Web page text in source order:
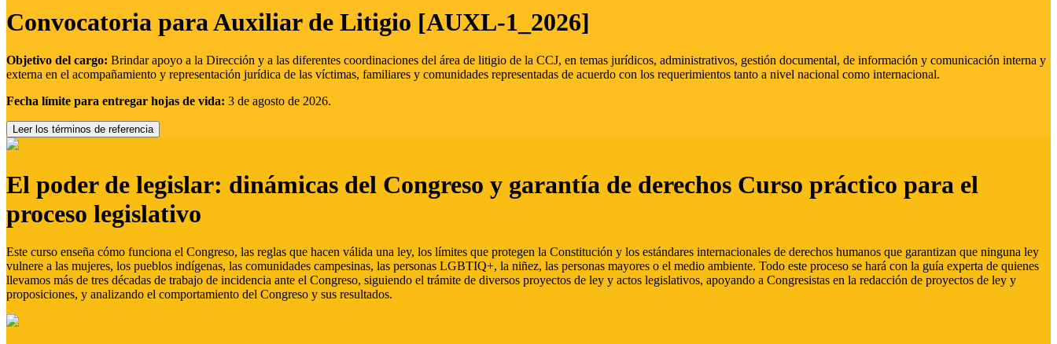
Convocatoria para Auxiliar de Litigio [AUXL-1_2026]
Objetivo del cargo: Brindar apoyo a la Dirección y a las diferentes coordinaciones del área de litigio de la CCJ, en temas jurídicos, administrativos, gestión documental, de información y comunicación interna y
externa en el acompañamiento y representación jurídica de las víctimas, familiares y comunidades representadas de acuerdo con los requerimientos tanto a nivel nacional como internacional.
Fecha límite para entregar hojas de vida: 3 de agosto de 2026.
Leer los términos de referencia
El poder de legislar: dinámicas del Congreso y garantía de derechos Curso práctico para el
proceso legislativo
Este curso enseña cómo funciona el Congreso, las reglas que hacen válida una ley, los límites que protegen la Constitución y los estándares internacionales de derechos humanos que garantizan que ninguna ley
vulnere a las mujeres, los pueblos indígenas, las comunidades campesinas, las personas LGBTIQ+, la niñez, las personas mayores o el medio ambiente. Todo este proceso se hará con la guía experta de quienes
llevamos más de tres décadas de trabajo de incidencia ante el Congreso, siguiendo el trámite de diversos proyectos de ley y actos legislativos, apoyando a Congresistas en la redacción de proyectos de ley y
proposiciones, y analizando el comportamiento del Congreso y sus resultados.